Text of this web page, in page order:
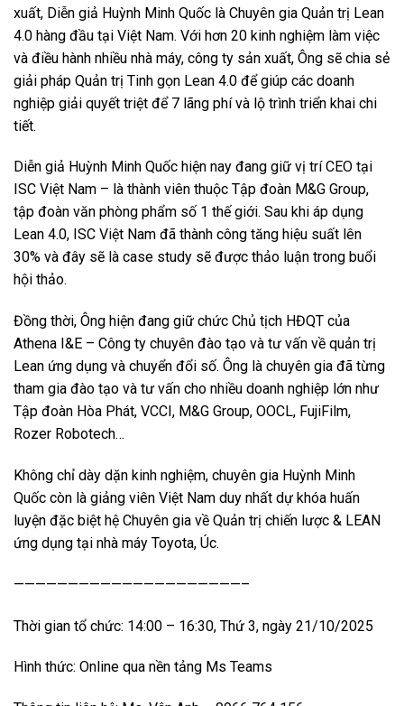
xuất, Diễn giả Huỳnh Minh Quốc là Chuyên gia Quản trị Lean
4.0 hàng đầu tại Việt Nam. Với hơn 20 kinh nghiệm làm việc
và điều hành nhiều nhà máy, công ty sản xuất, Ông sẽ chia sẻ
giải pháp Quản trị Tinh gọn Lean 4.0 để giúp các doanh
nghiệp giải quyết triệt để 7 lãng phí và lộ trình triển khai chi
tiết.
Diễn giả Huỳnh Minh Quốc hiện nay đang giữ vị trí CEO tại
ISC Việt Nam – là thành viên thuộc Tập đoàn M&G Group,
tập đoàn văn phòng phẩm số 1 thế giới. Sau khi áp dụng
Lean 4.0, ISC Việt Nam đã thành công tăng hiệu suất lên
30% và đây sẽ là case study sẽ được thảo luận trong buổi
hội thảo.
Đồng thời, Ông hiện đang giữ chức Chủ tịch HĐQT của
Athena I&E – Công ty chuyên đào tạo và tư vấn về quản trị
Lean ứng dụng và chuyển đổi số. Ông là chuyên gia đã từng
tham gia đào tạo và tư vấn cho nhiều doanh nghiệp lớn như
Tập đoàn Hòa Phát, VCCI, M&G Group, OOCL, FujiFilm,
Rozer Robotech…
Không chỉ dày dặn kinh nghiệm, chuyên gia Huỳnh Minh
Quốc còn là giảng viên Việt Nam duy nhất dự khóa huấn
luyện đặc biệt hệ Chuyên gia về Quản trị chiến lược & LEAN
ứng dụng tại nhà máy Toyota, Úc.
—————————————————————–
Thời gian tổ chức: 14:00 – 16:30, Thứ 3, ngày 21/10/2025
Hình thức: Online qua nền tảng Ms Teams